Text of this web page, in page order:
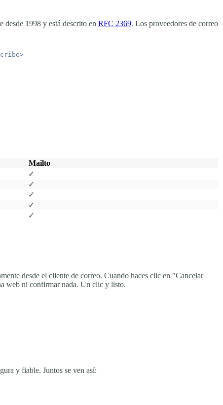
1998 y está descrito en RFC 2369. Los proveedores de correo
Mailto
✓
✓
✓
✓
✓
desde el cliente de correo. Cuando haces clic en "Cancelar
web ni confirmar nada. Un clic y listo.
y fiable. Juntos se ven así: